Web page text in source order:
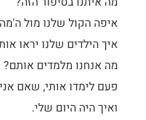
איפה הקול שלנו מול ה'מה
איך הילדים שלנו יראו
מה אנחנו מלמדים אותם?
פעם לימדו אותי, שאם
ואיך היה היום שלי.